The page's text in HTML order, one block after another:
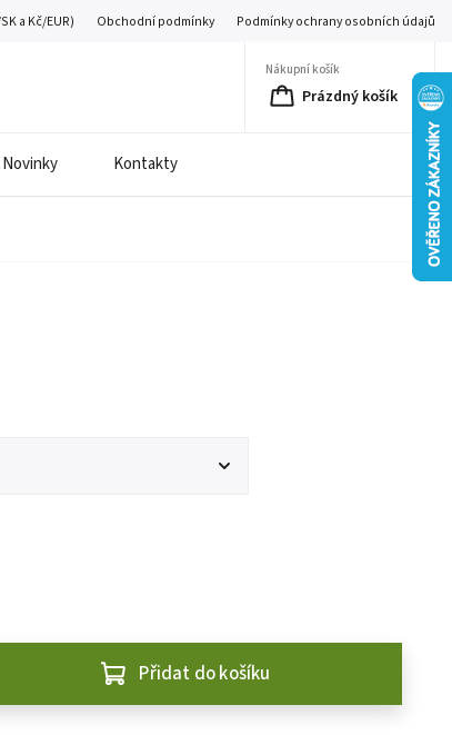
a Kč/EUR) Obchodní podmínky Podmínky ochrany osobních údajů
Nákupní košík
Prázdný košík
Novinky Kontakty
Přidat do košíku